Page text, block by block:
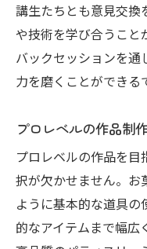
講生たちとも意見交換
や技術を学び合うこと
バックセッションを
力を磨くことができる
プロレベルの作品制
プロレベルの作品を
択が欠かせません。お
ように基本的な道具
的なアイテムまで幅広